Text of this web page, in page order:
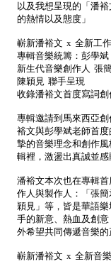
以及我想呈現的「潘
的熱情以及態度」
嶄新潘裕文 x 全新工
專輯音樂統籌：彭學
新生代音樂創作人 張
陳穎見 聯手呈現
收錄潘裕文首度寫詞創
專輯邀請到馬來西亞
裕文與彭學斌老師首
摯的音樂理念和創作
輯裡，激盪出真誠並
潘裕文本次也在專輯
作人與製作人：「張
穎見」等，皆是華語
手的新意、熱血及創
外希望共同傳遞音樂
嶄新潘裕文 x 全新音